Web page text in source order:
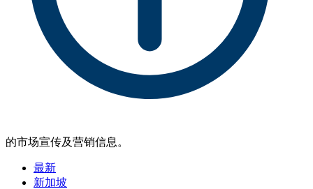
的市场宣传及营销信息。
最新
新加坡